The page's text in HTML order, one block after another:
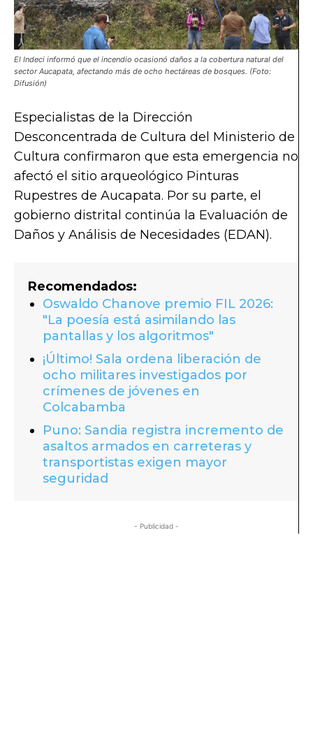
El Indeci informó que el incendio ocasionó daños a la cobertura natural del
sector Aucapata, afectando más de ocho hectáreas de bosques. (Foto:
Difusión)
Especialistas de la Dirección
Desconcentrada de Cultura del Ministerio de
Cultura confirmaron que esta emergencia no
afectó el sitio arqueológico Pinturas
Rupestres de Aucapata. Por su parte, el
gobierno distrital continúa la Evaluación de
Daños y Análisis de Necesidades (EDAN).
Recomendados:
Oswaldo Chanove premio FIL 2026:
"La poesía está asimilando las
pantallas y los algoritmos"
¡Último! Sala ordena liberación de
ocho militares investigados por
crímenes de jóvenes en
Colcabamba
Puno: Sandia registra incremento de
asaltos armados en carreteras y
transportistas exigen mayor
seguridad
- Publicidad -